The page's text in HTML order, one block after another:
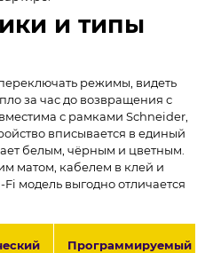
и типы
режимы, видеть
за час до возвращения с
с рамками Schneider,
вписывается в единый
белым, чёрным и цветным.
матом, кабелем в клей и
модель выгодно отличается
Программируемый